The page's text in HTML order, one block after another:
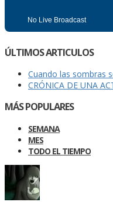
ÚLTIMOS ARTICULOS
Cuando las sombras
CRÓNICA DE UNA
MÁS POPULARES
SEMANA
MES
TODO EL TIEMPO